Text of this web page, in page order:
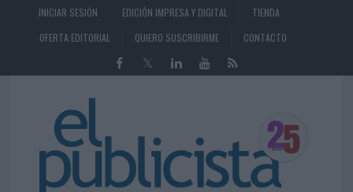
INICIAR SESIÓN EDICIÓN IMPRESA Y DIGITAL
TIENDA
OFERTA EDITORIAL
QUIERO SUSCRIBIRME CONTACTO